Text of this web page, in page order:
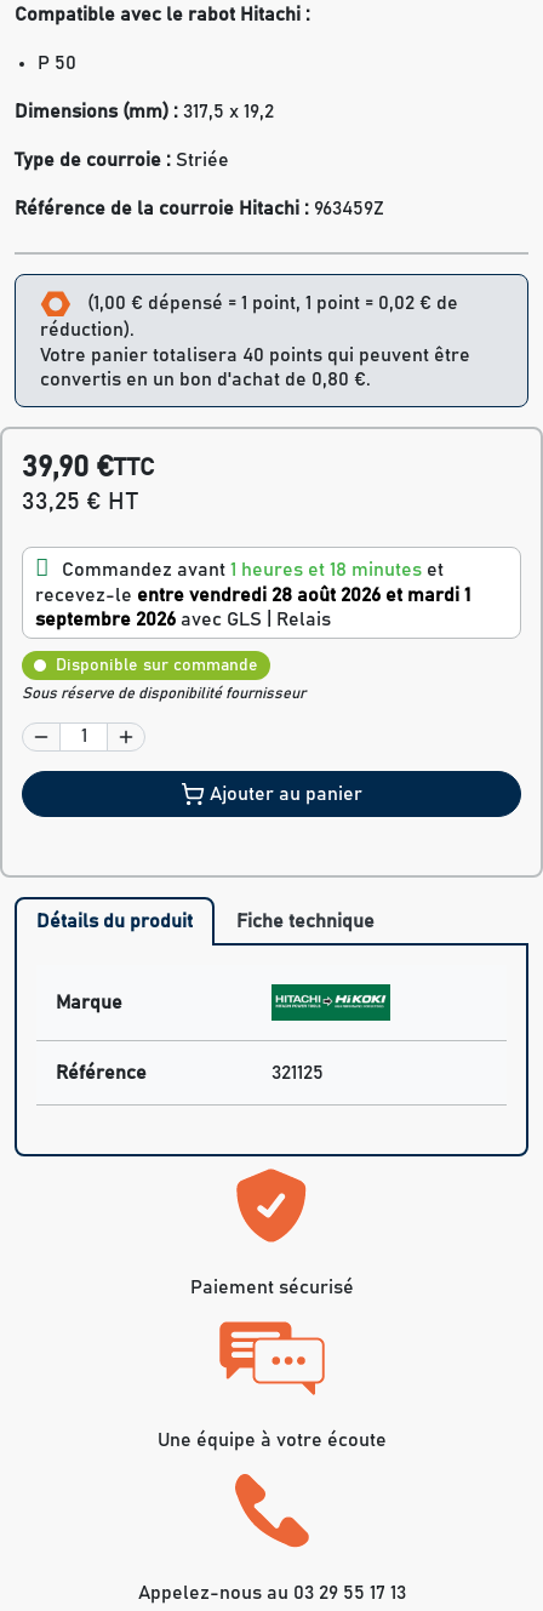
Compatible avec le rabot Hitachi :
P 50
Dimensions (mm) : 317,5 x 19,2
Type de courroie : Striée
Référence de la courroie Hitachi : 963459Z
(1,00 € dépensé = 1 point, 1 point = 0,02 € de
réduction).
Votre panier totalisera 40 points qui peuvent être
convertis en un bon d'achat de 0,80 €.
39,90 €TTC
33,25 € HT
Commandez avant 1 heures et 18 minutes et
recevez-le entre vendredi 28 août 2026 et mardi 1
septembre 2026 avec GLS | Relais
Disponible sur commande
Sous réserve de disponibilité fournisseur
Ajouter au panier
Détails du produit Fiche technique
Marque
Référence 321125
Paiement sécurisé
Une équipe à votre écoute
Appelez-nous au 03 29 55 17 13